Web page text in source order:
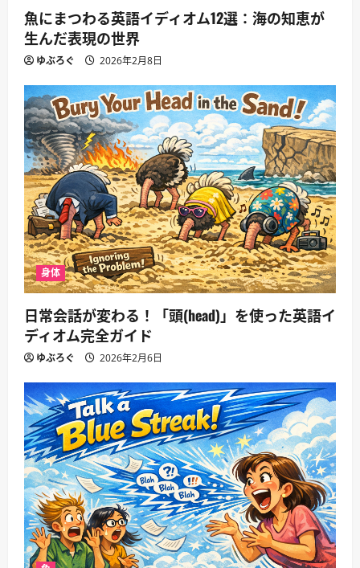
魚にまつわる英語イディオム12選：海の知恵が
生んだ表現の世界
ゆぶろぐ 2026年2月8日
身体
日常会話が変わる！「頭(head)」を使った英語イ
ディオム完全ガイド
ゆぶろぐ 2026年2月6日